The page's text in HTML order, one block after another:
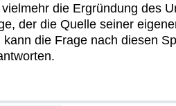
die Ergründung des
der die Quelle seiner
die Frage nach diesen